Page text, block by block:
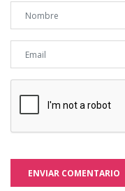
ENVIAR COMENTARIO